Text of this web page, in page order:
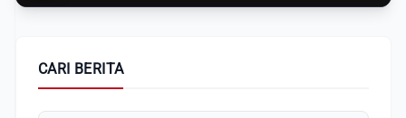
CARI BERITA